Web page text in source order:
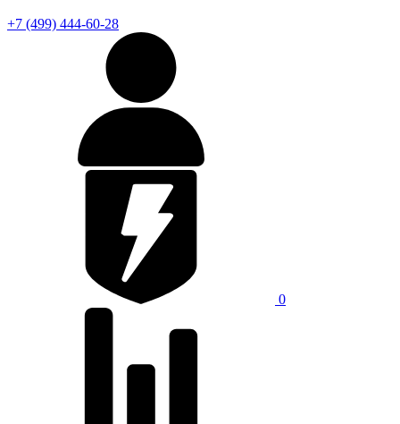
+7 (499) 444-60-28
0